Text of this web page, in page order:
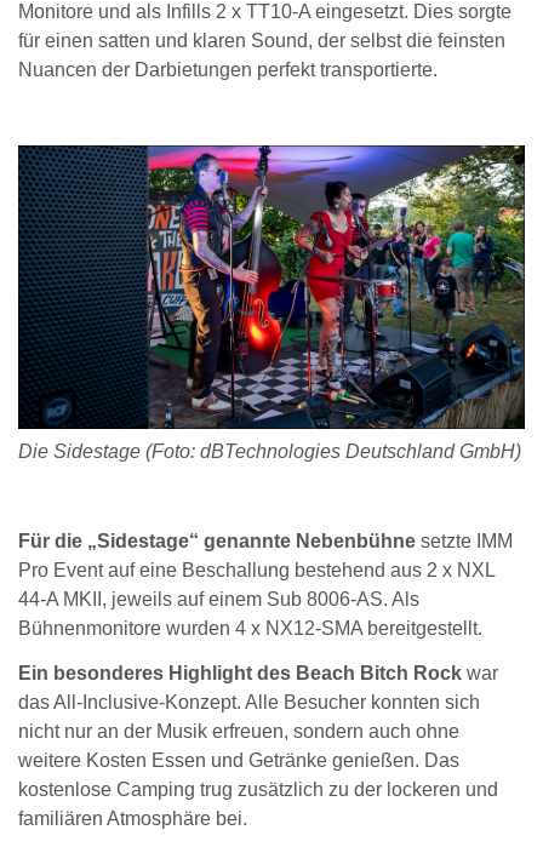
Monitore und als Infills 2 x TT10-A eingesetzt. Dies sorgte
für einen satten und klaren Sound, der selbst die feinsten
Nuancen der Darbietungen perfekt transportierte.
Die Sidestage (Foto: dBTechnologies Deutschland GmbH)
Für die „Sidestage“ genannte Nebenbühne setzte IMM
Pro Event auf eine Beschallung bestehend aus 2 x NXL
44-A MKII, jeweils auf einem Sub 8006-AS. Als
Bühnenmonitore wurden 4 x NX12-SMA bereitgestellt.
Ein besonderes Highlight des Beach Bitch Rock war
das All-Inclusive-Konzept. Alle Besucher konnten sich
nicht nur an der Musik erfreuen, sondern auch ohne
weitere Kosten Essen und Getränke genießen. Das
kostenlose Camping trug zusätzlich zu der lockeren und
familiären Atmosphäre bei.